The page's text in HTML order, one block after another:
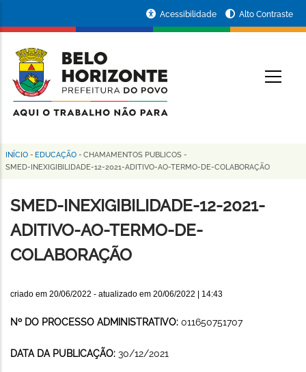
conteúdo
principal
da
Prefeitura
de
Horizonte
Acessibilidade Alto Contraste
Trilha
navegação
INÍCIO - EDUCAÇÃO - CHAMAMENTOS PUBLICOS -
SMED-INEXIGIBILIDADE-12-2021-ADITIVO-AO-TERMO-DE-COLABORAÇÃO
SMED-INEXIGIBILIDADE-12-2021-
ADITIVO-AO-TERMO-DE-
COLABORAÇÃO
criado em 20/06/2022 - atualizado em 20/06/2022 | 14:43
Nº DO PROCESSO ADMINISTRATIVO: 011650751707
DATA DA PUBLICAÇÃO: 30/12/2021